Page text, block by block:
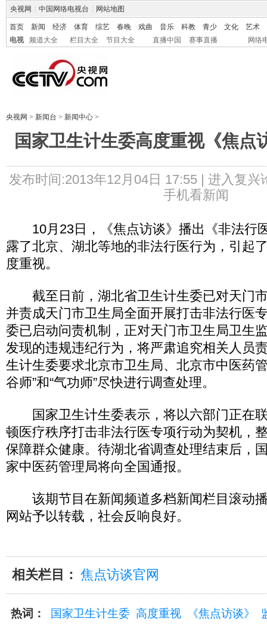
央视网 中国网络电视台 网站地图
首页 新闻 经济 体育 综艺 春晚 戏曲 音乐 科教 青少 文化
艺术
电视
频道大全 栏目大全 节目大全 直播中国 赛事直播 网络
央视网 > 新闻台 > 新闻中心 >
国家卫生计生委高度重视《焦点
发布时间:2013年12月04日 17:55 | 进入复兴
手机看新闻
10月23日，《焦点访谈》播出《非法行
露了北京、湖北等地的非法行医行为，引起
度重视。
截至日前，湖北省卫生计生委已对天门市
并责成天门市卫生局全面开展打击非法行医
委已启动问责机制，正对天门市卫生局卫生
发现的违规违纪行为，将严肃追究相关人员
生计生委要求北京市卫生局、北京市中医药
谷师”和“气功师”尽快进行调查处理。
国家卫生计生委表示，将以六部门正在
顿医疗秩序打击非法行医专项行动为契机，
保障群众健康。待湖北省调查处理结束后，
家中医药管理局将向全国通报。
该期节目在新闻频道多档新闻栏目滚动
网站予以转载，社会反响良好。
相关栏目： 焦点访谈官网
热词： 国家卫生计生委 高度重视 《焦点访谈》